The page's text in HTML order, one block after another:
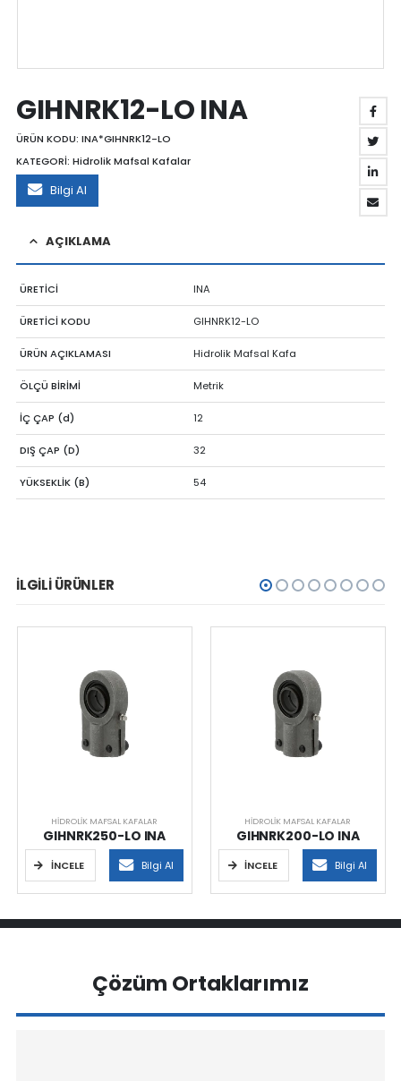
GIHNRK12-LO INA
ÜRÜN KODU: INA*GIHNRK12-LO
KATEGORİ: Hidrolik Mafsal Kafalar
Bilgi Al
AÇIKLAMA
ÜRETİCİ INA
ÜRETİCİ KODU GIHNRK12-LO
ÜRÜN AÇIKLAMASI Hidrolik Mafsal Kafa
ÖLÇÜ BİRİMİ Metrik
İÇ ÇAP (d) 12
DIŞ ÇAP (D) 32
YÜKSEKLİK (B) 54
İLGILI ÜRÜNLER
HIDROLIK MAFSAL KAFALAR
GIHNRK250-LO INA
İNCELE Bilgi Al
HIDROLIK MAFSAL KAFALAR
GIHNRK200-LO INA
İNCELE Bilgi Al
Çözüm Ortaklarımız